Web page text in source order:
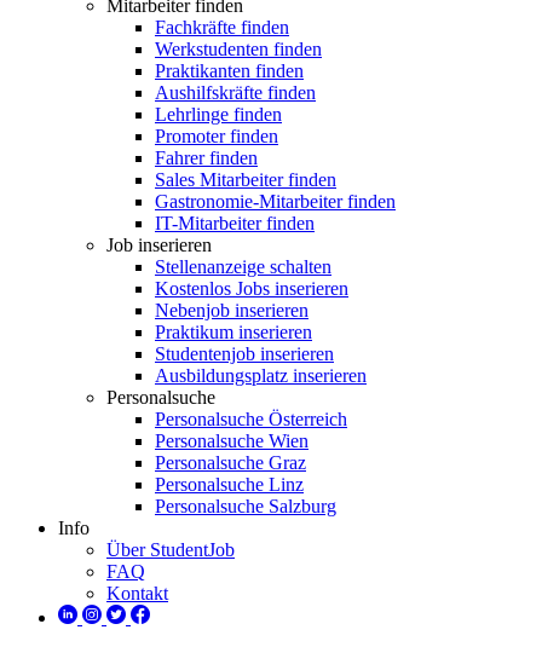
Mitarbeiter finden
Fachkräfte finden
Werkstudenten finden
Praktikanten finden
Aushilfskräfte finden
Lehrlinge finden
Promoter finden
Fahrer finden
Sales Mitarbeiter finden
Gastronomie-Mitarbeiter finden
IT-Mitarbeiter finden
Job inserieren
Stellenanzeige schalten
Kostenlos Jobs inserieren
Nebenjob inserieren
Praktikum inserieren
Studentenjob inserieren
Ausbildungsplatz inserieren
Personalsuche
Personalsuche Österreich
Personalsuche Wien
Personalsuche Graz
Personalsuche Linz
Personalsuche Salzburg
Info
Über StudentJob
FAQ
Kontakt